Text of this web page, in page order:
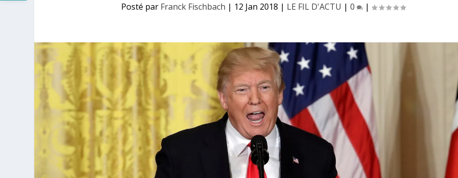
Posté par Franck Fischbach | 12 Jan 2018 | LE FIL D'ACTU | 0 |